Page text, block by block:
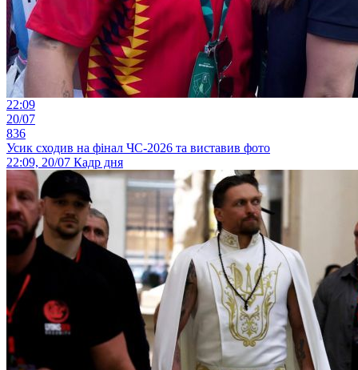
22:09
20/07
836
Усик сходив на фінал ЧС-2026 та виставив фото
22:09, 20/07 Кадр дня